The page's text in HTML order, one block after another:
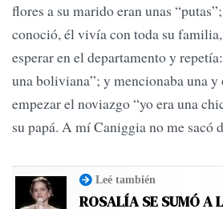
flores a su marido eran unas
conoció, él vivía con toda su
esperar en el departamento y
una boliviana”; y mencionaba una y
empezar el noviazgo “yo era una
su papá. A mí Caniggia no me sacó
Leé también
ROSALÍA SE SUMÓ A